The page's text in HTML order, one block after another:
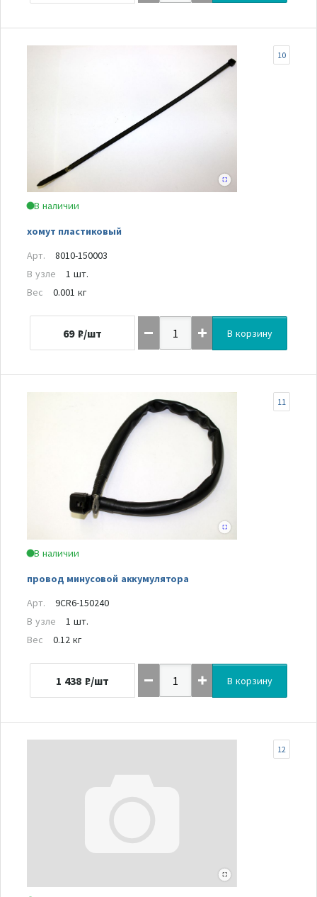
В наличии
хомут пластиковый
10
Арт.
8010-150003
В узле
1 шт.
Вес
0.001 кг
69 ₽/шт В корзину
В наличии
провод минусовой аккумулятора
11
Арт.
9CR6-150240
В узле
1 шт.
Вес
0.12 кг
1 438 ₽/шт В корзину
12